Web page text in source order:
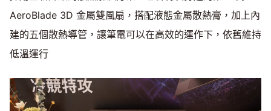
AeroBlade 3D 金屬雙風扇，搭配液態金屬散熱膏，加上內
建的五個散熱導管，讓筆電可以在高效的運作下，依舊維持
低溫運行